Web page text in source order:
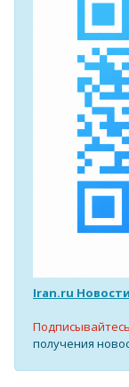
Iran.ru Новости
Подписывайтесь
получения